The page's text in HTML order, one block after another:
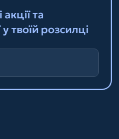
та
твоїй розсилці